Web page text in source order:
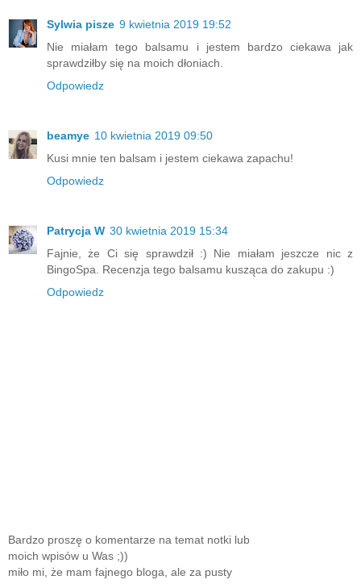
Sylwia pisze 9 kwietnia 2019 19:52
Nie miałam tego balsamu i jestem bardzo ciekawa jak
sprawdziłby się na moich dłoniach.
Odpowiedz
beamye 10 kwietnia 2019 09:50
Kusi mnie ten balsam i jestem ciekawa zapachu!
Odpowiedz
Patrycja W 30 kwietnia 2019 15:34
Fajnie, że Ci się sprawdził :) Nie miałam jeszcze nic z
BingoSpa. Recenzja tego balsamu kusząca do zakupu :)
Odpowiedz
Bardzo proszę o komentarze na temat notki lub
moich wpisów u Was ;))
miło mi, że mam fajnego bloga, ale za pusty